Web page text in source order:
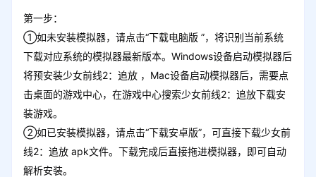
第一步：
①如未安装模拟器，请点击“下载电脑版 ”，将识别当前系统
下载对应系统的模拟器最新版本。Windows设备启动模拟器后
将预安装少女前线2：追放 ，Mac设备启动模拟器后，需要点
击桌面的游戏中心，在游戏中心搜索少女前线2：追放下载安
装游戏。
②如已安装模拟器，请点击“下载安卓版”，可直接下载少女前
线2：追放 apk文件。下载完成后直接拖进模拟器，即可自动
解析安装。